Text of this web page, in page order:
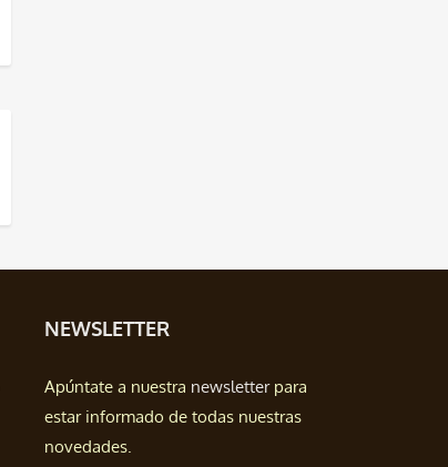
NEWSLETTER
Apúntate a nuestra newsletterpara
estar informado de todas nuestras
novedades.